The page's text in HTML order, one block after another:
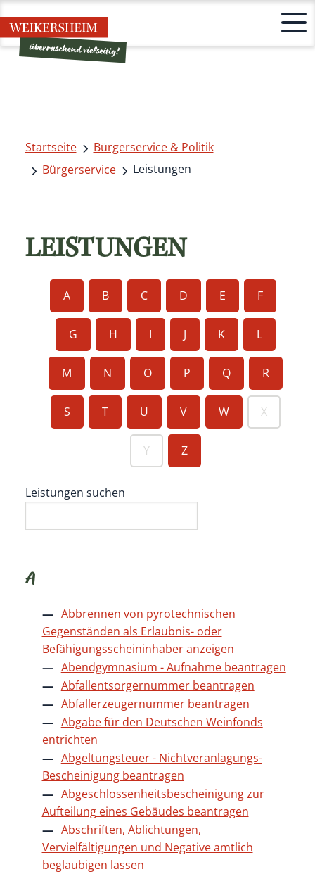
Startseite
Bürgerservice & Politik
Bürgerservice
Leistungen
LEISTUNGEN
A B C D E F
G H I J K L
M N O P Q R
S T U V W X
Y Z
Leistungen suchen
A
Abbrennen von pyrotechnischen
Gegenständen als Erlaubnis- oder
Befähigungsscheininhaber anzeigen
Abendgymnasium - Aufnahme beantragen
Abfallentsorgernummer beantragen
Abfallerzeugernummer beantragen
Abgabe für den Deutschen Weinfonds
entrichten
Abgeltungsteuer - Nichtveranlagungs-
Bescheinigung beantragen
Abgeschlossenheitsbescheinigung zur
Aufteilung eines Gebäudes beantragen
Abschriften, Ablichtungen,
Vervielfältigungen und Negative amtlich
beglaubigen lassen